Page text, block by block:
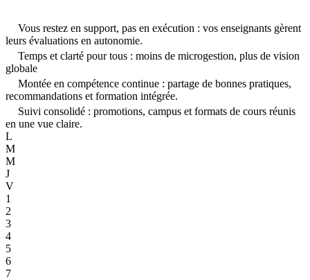
Vous restez en support, pas en exécution : vos enseignants gèrent
leurs évaluations en autonomie.
Temps et clarté pour tous : moins de microgestion, plus de vision
globale
Montée en compétence continue : partage de bonnes pratiques,
recommandations et formation intégrée.
Suivi consolidé : promotions, campus et formats de cours réunis
en une vue claire.
L
M
M
J
V
1
2
3
4
5
6
7